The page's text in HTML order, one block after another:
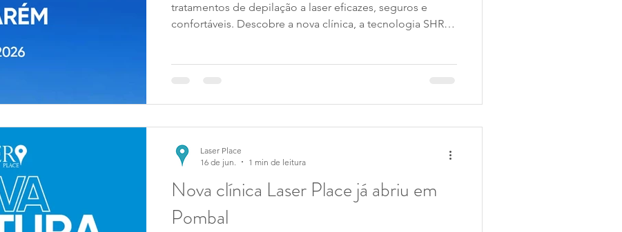
tratamentos de depilação a laser eficazes, seguros e
confortáveis. Descobre a nova clínica, a tecnologia SHR e
Nova clínica Laser Place já abriu em
Pombal
Laser Place
16 de jun.
1 min de leitura